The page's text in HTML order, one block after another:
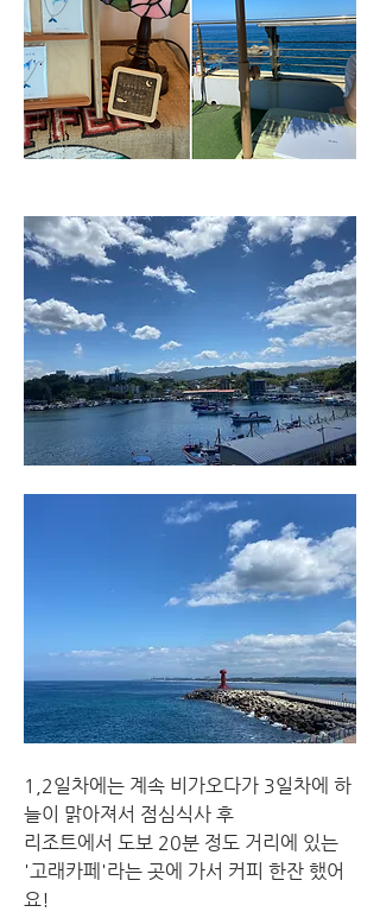
1,2일차에는 계속 비가오다가 3일차에 하
늘이 맑아져서 점심식사 후
리조트에서 도보 20분 정도 거리에 있는
'고래카페'라는 곳에 가서 커피 한잔 했어
요!